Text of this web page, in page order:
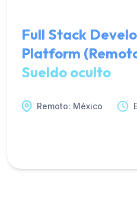
Full Stack
Platform
Sueldo oculto
Remoto: México